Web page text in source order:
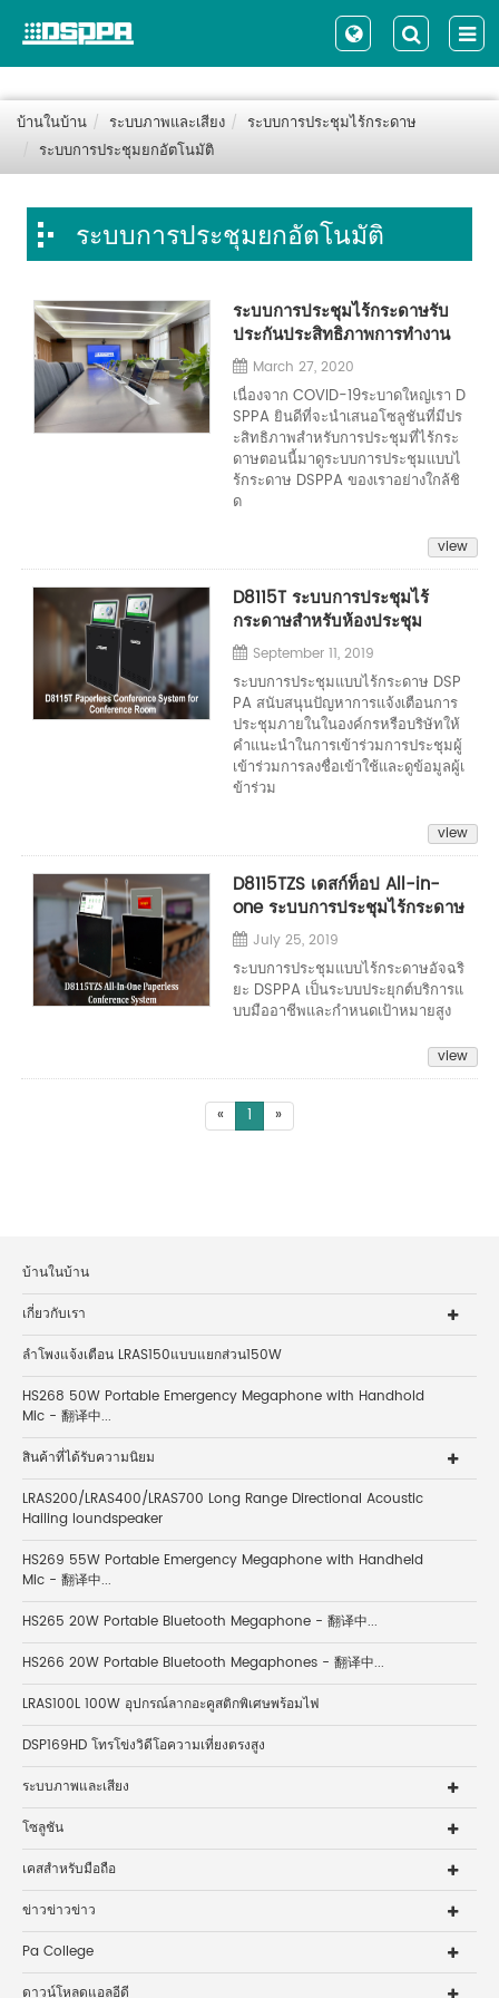
บ้านในบ้าน ระบบภาพและเสียง
ระบบการประชุมไร้กระดาษ
ระบบการประชุมยกอัตโนมัติ
ระบบการประชุมยกอัตโนมัติ
ระบบการประชุมไร้กระดาษรับ
ประกันประสิทธิภาพการทำงาน
March 27, 2020
เนื่องจาก COVID-19ระบาดใหญ่เรา D
SPPA ยินดีที่จะนำเสนอโซลูชันที่มีปร
ะสิทธิภาพสำหรับการประชุมที่ไร้กระ
ดาษตอนนี้มาดูระบบการประชุมแบบไ
ร้กระดาษ DSPPA ของเราอย่างใกล้ชิ
ด
view
D8115T ระบบการประชุมไร้
กระดาษสำหรับห้องประชุม
September 11, 2019
ระบบการประชุมแบบไร้กระดาษ DSP
PA สนับสนุนปัญหาการแจ้งเตือนการ
ประชุมภายในในองค์กรหรือบริษัทให้
คำแนะนำในการเข้าร่วมการประชุมผู้
เข้าร่วมการลงชื่อเข้าใช้และดูข้อมูลผู้เ
ข้าร่วม
view
D8115TZS เดสก์ท็อป All-in-
one ระบบการประชุมไร้กระดาษ
July 25, 2019
ระบบการประชุมแบบไร้กระดาษอัจฉริ
ยะ DSPPA เป็นระบบประยุกต์บริการแ
บบมืออาชีพและกำหนดเป้าหมายสูง
view
« 1 »
บ้านในบ้าน
เกี่ยวกับเรา
ลำโพงแจ้งเตือน LRAS150แบบแยกส่วน150W
HS268 50W Portable Emergency Megaphone with Handhold
Mic - 翻译中...
สินค้าที่ได้รับความนิยม
LRAS200/LRAS400/LRAS700 Long Range Directional Acoustic
Hailing loundspeaker
HS269 55W Portable Emergency Megaphone with Handheld
Mic - 翻译中...
HS265 20W Portable Bluetooth Megaphone - 翻译中...
HS266 20W Portable Bluetooth Megaphones - 翻译中...
LRAS100L 100W อุปกรณ์ลากอะคูสติกพิเศษพร้อมไฟ
DSP169HD โทรโข่งวิดีโอความเที่ยงตรงสูง
ระบบภาพและเสียง
โซลูชัน
เคสสำหรับมือถือ
ข่าวข่าวข่าว
Pa College
ดาวน์โหลดแอลอีดี